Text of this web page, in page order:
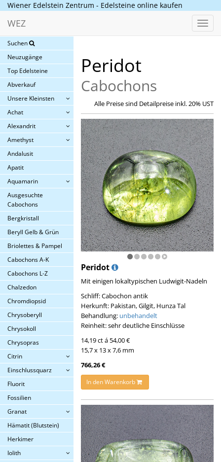
Wiener Edelstein Zentrum - Edelsteine online kaufen
WEZ
Suchen
Neuzugänge
Top Edelsteine
Abverkauf
Unsere Kleinsten
Achat
Alexandrit
Amethyst
Andalusit
Apatit
Aquamarin
Ausgesuchte
Cabochons
Bergkristall
Beryll Gelb & Grün
Briolettes & Pampel
Cabochons A-K
Cabochons L-Z
Chalzedon
Chromdiopsid
Chrysoberyll
Chrysokoll
Chrysopras
Citrin
Einschlussquarz
Fluorit
Fossilien
Granat
Hämatit (Blutstein)
Herkimer
Iolith
Peridot
Cabochons
Alle Preise sind Detailpreise inkl. 20% UST
Peridot
Mit einigen lokaltypischen Ludwigit-Nadeln
Schliff: Cabochon antik
Herkunft: Pakistan, Gilgit, Hunza Tal
Behandlung: unbehandelt
Reinheit: sehr deutliche Einschlüsse
14,19 ct á 54,00 €
15,7 x 13 x 7,6 mm
766,26 €
In den Warenkorb